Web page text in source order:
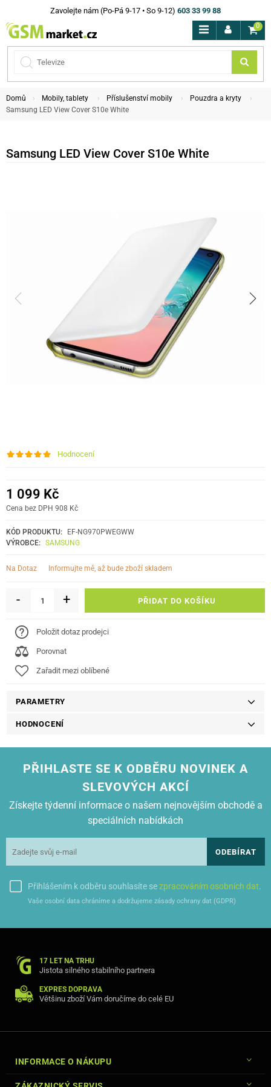
Zavolejte nám (Po-Pá 9-17 • So 9-12) 603 33 99 88
0
Domů Mobily, tablety Příslušenství mobily
Pouzdra a kryty
Samsung LED View Cover S10e White
Samsung LED View Cover S10e White
Hodnocení
1 099 Kč
Cena bez DPH 908 Kč
KÓD PRODUKTU:
EF-NG970PWEGWW
VÝROBCE: SAMSUNG
Na Dotaz informujte mě, až bude zboží skladem
- + PŘIDAT DO KOŠÍKU
Položit dotaz prodejci
Porovnat
Zařadit mezi oblíbené
PARAMETRY
HODNOCENÍ
PŘIHLASTE SE K ODBĚRU NOVINEK A
SLEVOVÝCH AKCÍ
Získejte týdenní informace o našem nejnovějším obchodě a
speciálních nabídkách
ODEBÍRAT
Přihlášením k odběru souhlasíte sezpracováním osobních dat.
Vaše osobní data chráníme a dodržujeme zásady ochrany dat (GDPR)
17 LET NA TRHU
Jistota silného stabilního partnera
EXPRES DOPRAVA
Většinu zboží Vám doručíme do celé EU
INFORMACE O NÁKUPU